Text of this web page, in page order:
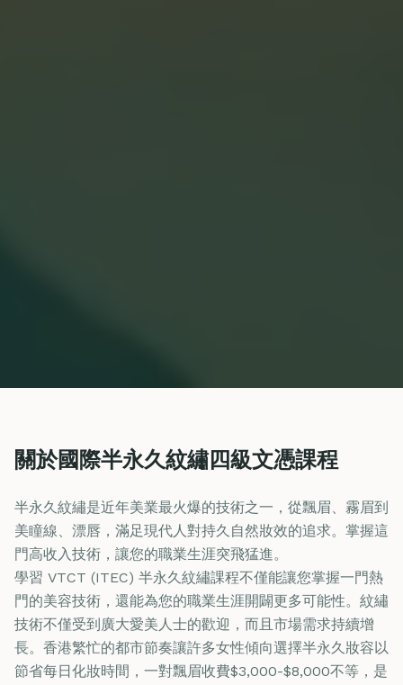
關於國際半永久紋繡四級文憑課程
半永久紋繡是近年美業最火爆的技術之一，從飄眉、霧眉到
美瞳線、漂唇，滿足現代人對持久自然妝效的追求。掌握這
門高收入技術，讓您的職業生涯突飛猛進。
學習 VTCT (ITEC) 半永久紋繡課程不僅能讓您掌握一門熱
門的美容技術，還能為您的職業生涯開闢更多可能性。紋繡
技術不僅受到廣大愛美人士的歡迎，而且市場需求持續增
長。香港繁忙的都市節奏讓許多女性傾向選擇半永久妝容以
節省每日化妝時間，一對飄眉收費$3,000-$8,000不等，是